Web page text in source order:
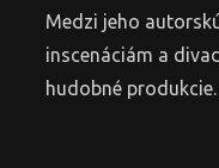
Medzi jeho
inscenáciám a
hudobné produkcie.